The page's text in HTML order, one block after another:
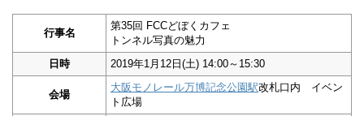
行事名
第35回 FCCどぼくカフェ
トンネル写真の魅力
日時
2019年1月12日(土) 14:00～15:30
会場
大阪モノレール万博記念公園駅改札口内 イベン
ト広場